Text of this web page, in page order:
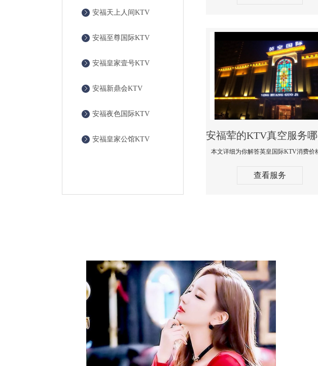
安福天上人间KTV
安福至尊国际KTV
安福皇家壹号KTV
安福新鼎会KTV
安福夜色国际KTV
安福皇家公馆KTV
查看服务